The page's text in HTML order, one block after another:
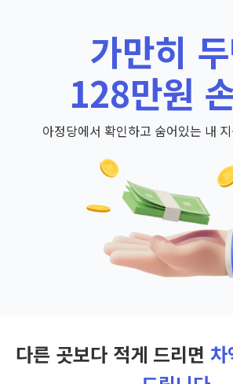
가만히
128만원
아정당에서 확인하고 숨어있는 내
다른 곳보다 적게 드리면